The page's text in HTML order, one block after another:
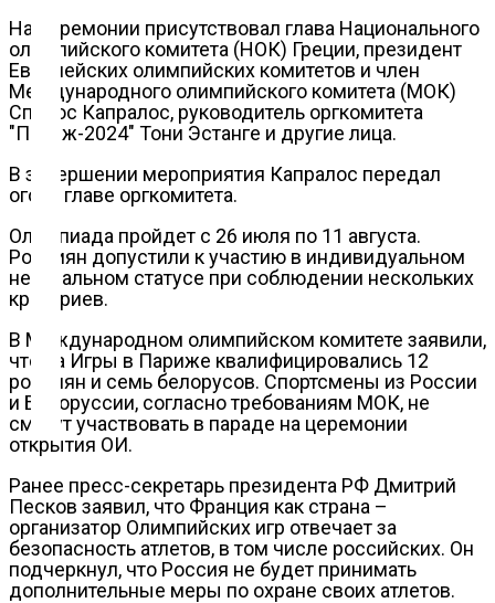
Блокчейн
О
нас
Помощь
проекту
Контакты
На церемонии присутствовал глава Национального
олимпийского комитета (НОК) Греции, президент
Европейских олимпийских комитетов и член
Международного олимпийского комитета (МОК)
Спирос Капралос, руководитель оргкомитета
"Париж-2024" Тони Эстанге и другие лица.
В завершении мероприятия Капралос передал
огонь главе оргкомитета.
Олимпиада пройдет с 26 июля по 11 августа.
Россиян допустили к участию в индивидуальном
нейтральном статусе при соблюдении нескольких
критериев.
В Международном олимпийском комитете заявили,
что на Игры в Париже квалифицировались 12
россиян и семь белорусов. Спортсмены из России
и Белоруссии, согласно требованиям МОК, не
смогут участвовать в параде на церемонии
открытия ОИ.
Ранее пресс-секретарь президента РФ Дмитрий
Песков заявил, что Франция как страна –
организатор Олимпийских игр отвечает за
безопасность атлетов, в том числе российских. Он
подчеркнул, что Россия не будет принимать
дополнительные меры по охране своих атлетов.